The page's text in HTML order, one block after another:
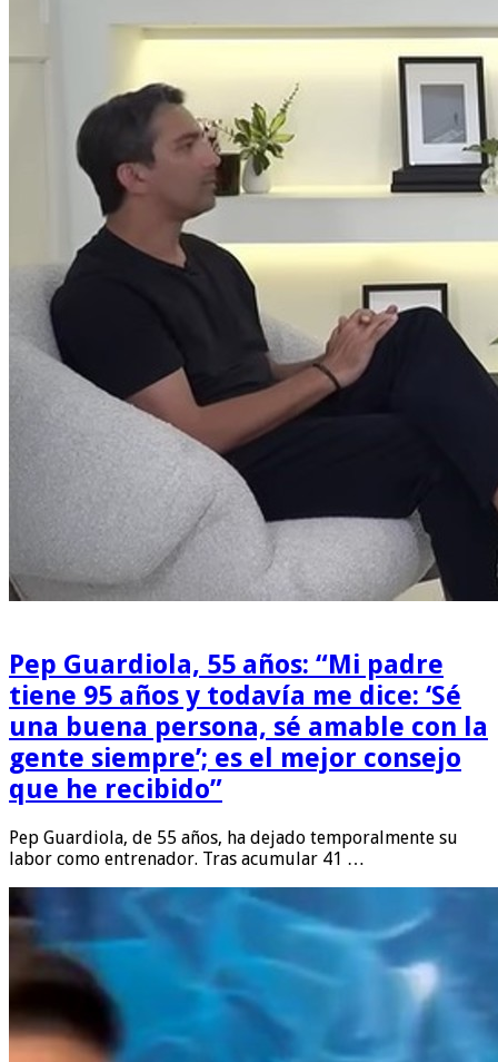
Pep Guardiola, 55 años: “Mi padre
tiene 95 años y todavía me dice: ‘Sé
una buena persona, sé amable con la
gente siempre’; es el mejor consejo
que he recibido”
Pep Guardiola, de 55 años, ha dejado temporalmente su
labor como entrenador. Tras acumular 41 …